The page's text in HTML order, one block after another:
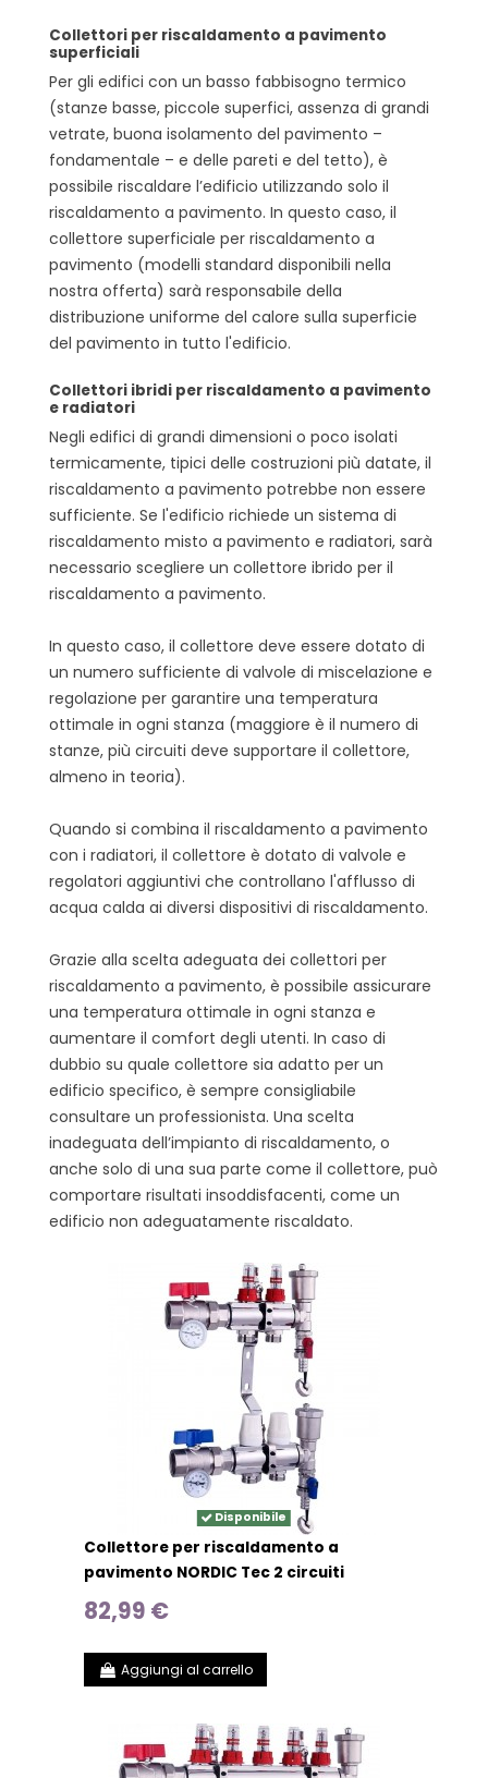
Collettori per riscaldamento a pavimento
superficiali
Per gli edifici con un basso fabbisogno termico
(stanze basse, piccole superfici, assenza di grandi
vetrate, buona isolamento del pavimento –
fondamentale – e delle pareti e del tetto), è
possibile riscaldare l’edificio utilizzando solo il
riscaldamento a pavimento. In questo caso, il
collettore superficiale per riscaldamento a
pavimento (modelli standard disponibili nella
nostra offerta) sarà responsabile della
distribuzione uniforme del calore sulla superficie
del pavimento in tutto l'edificio.
Collettori ibridi per riscaldamento a pavimento
e radiatori
Negli edifici di grandi dimensioni o poco isolati
termicamente, tipici delle costruzioni più datate, il
riscaldamento a pavimento potrebbe non essere
sufficiente. Se l'edificio richiede un sistema di
riscaldamento misto a pavimento e radiatori, sarà
necessario scegliere un collettore ibrido per il
riscaldamento a pavimento.
In questo caso, il collettore deve essere dotato di
un numero sufficiente di valvole di miscelazione e
regolazione per garantire una temperatura
ottimale in ogni stanza (maggiore è il numero di
stanze, più circuiti deve supportare il collettore,
almeno in teoria).
Quando si combina il riscaldamento a pavimento
con i radiatori, il collettore è dotato di valvole e
regolatori aggiuntivi che controllano l'afflusso di
acqua calda ai diversi dispositivi di riscaldamento.
Grazie alla scelta adeguata dei collettori per
riscaldamento a pavimento, è possibile assicurare
una temperatura ottimale in ogni stanza e
aumentare il comfort degli utenti. In caso di
dubbio su quale collettore sia adatto per un
edificio specifico, è sempre consigliabile
consultare un professionista. Una scelta
inadeguata dell’impianto di riscaldamento, o
anche solo di una sua parte come il collettore, può
comportare risultati insoddisfacenti, come un
edificio non adeguatamente riscaldato.
Disponibile
Collettore per riscaldamento a
pavimento NORDIC Tec 2 circuiti
82,99 €
Aggiungi al carrello